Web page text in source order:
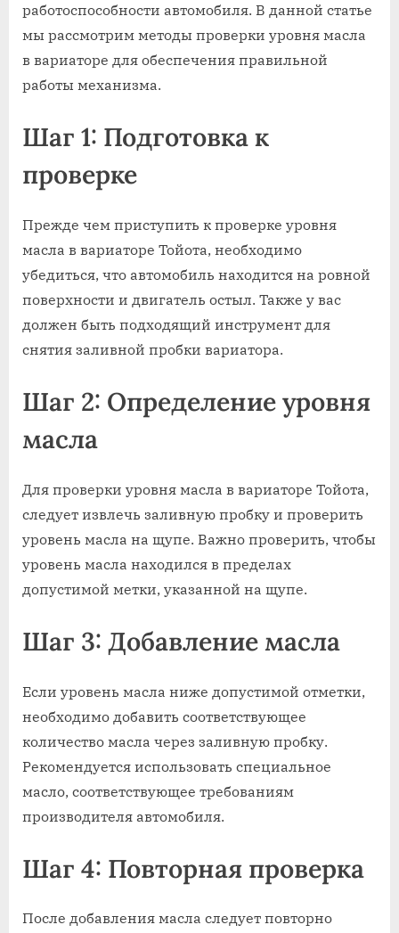
работоспособности автомобиля. В данной статье
мы рассмотрим методы проверки уровня масла
в вариаторе для обеспечения правильной
работы механизма.
Шаг 1: Подготовка к
проверке
Прежде чем приступить к проверке уровня
масла в вариаторе Тойота, необходимо
убедиться, что автомобиль находится на ровной
поверхности и двигатель остыл. Также у вас
должен быть подходящий инструмент для
снятия заливной пробки вариатора.
Шаг 2: Определение уровня
масла
Для проверки уровня масла в вариаторе Тойота,
следует извлечь заливную пробку и проверить
уровень масла на щупе. Важно проверить, чтобы
уровень масла находился в пределах
допустимой метки, указанной на щупе.
Шаг 3: Добавление масла
Если уровень масла ниже допустимой отметки,
необходимо добавить соответствующее
количество масла через заливную пробку.
Рекомендуется использовать специальное
масло, соответствующее требованиям
производителя автомобиля.
Шаг 4: Повторная проверка
После добавления масла следует повторно